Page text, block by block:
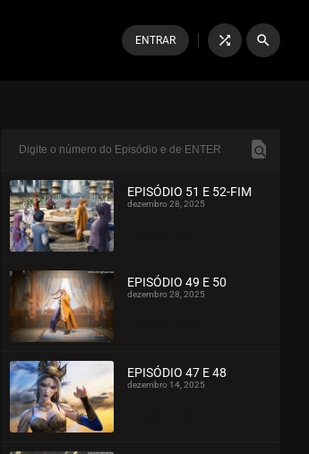
ENTRAR shuffle search
EPISÓDIO 51 E 52-FIM
dezembro 28, 2025
EPISÓDIO 49 E 50
dezembro 28, 2025
EPISÓDIO 47 E 48
dezembro 14, 2025